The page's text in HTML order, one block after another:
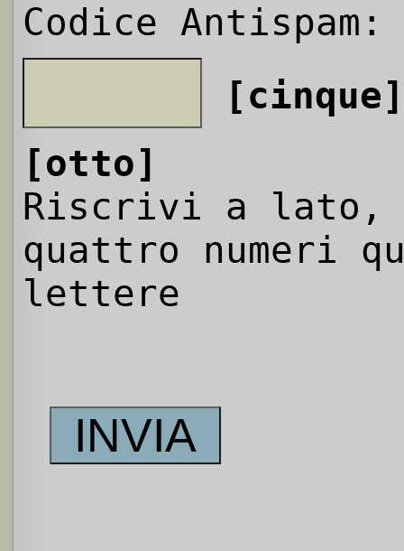
Codice Antispam:
[cinque]
[otto]
Riscrivi a
quattro numeri
lettere